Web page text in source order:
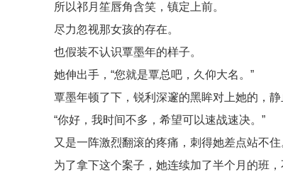
所以祁月笙唇角含笑，镇定上前。
尽力忽视那女孩的存在。
也假装不认识覃墨年的样子。
她伸出手，“您就是覃总吧，久仰大名。”
覃墨年顿了下，锐利深邃的黑眸对上她的，
“你好，我时间不多，希望可以速战速决。”
又是一阵激烈翻滚的疼痛，刺得她差点站不住
为了拿下这个案子，她连续加了半个月的班，